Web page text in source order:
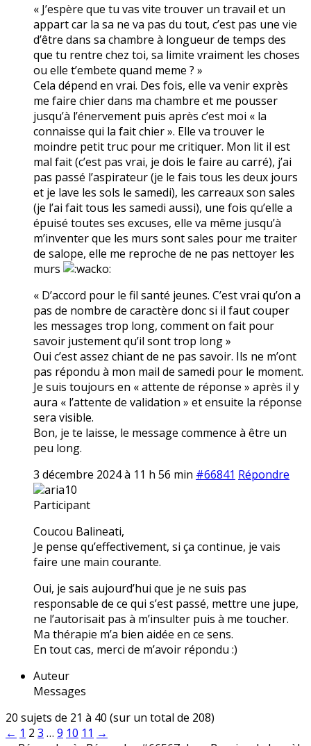
« J’espère que tu vas vite trouver un travail et un
appart car la sa ne va pas du tout, c’est pas une vie
d’être dans sa chambre à longueur de temps des
que tu rentre chez toi, sa limite vraiment les choses
ou elle t’embete quand meme ? »
Cela dépend en vrai. Des fois, elle va venir exprès
me faire chier dans ma chambre et me pousser
jusqu’à l’énervement puis après c’est moi « la
connaisse qui la fait chier ». Elle va trouver le
moindre petit truc pour me critiquer. Mon lit il est
mal fait (c’est pas vrai, je dois le faire au carré), j’ai
pas passé l’aspirateur (je le fais tous les deux jours
et je lave les sols le samedi), les carreaux son sales
(je l’ai fait tous les samedi aussi), une fois qu’elle a
épuisé toutes ses excuses, elle va même jusqu’à
m’inventer que les murs sont sales pour me traiter
de salope, elle me reproche de ne pas nettoyer les
murs
« D’accord pour le fil santé jeunes. C’est vrai qu’on a
pas de nombre de caractère donc si il faut couper
les messages trop long, comment on fait pour
savoir justement qu’il sont trop long »
Oui c’est assez chiant de ne pas savoir. Ils ne m’ont
pas répondu à mon mail de samedi pour le moment.
Je suis toujours en « attente de réponse » après il y
aura « l’attente de validation » et ensuite la réponse
sera visible.
Bon, je te laisse, le message commence à être un
peu long.
3 décembre 2024 à 11 h 56 min #66841 Répondre
aria10
Participant
Coucou Balineati,
Je pense qu’effectivement, si ça continue, je vais
faire une main courante.
Oui, je sais aujourd’hui que je ne suis pas
responsable de ce qui s’est passé, mettre une jupe,
ne l’autorisait pas à m’insulter puis à me toucher.
Ma thérapie m’a bien aidée en ce sens.
En tout cas, merci de m’avoir répondu :)
Auteur
Messages
20 sujets de 21 à 40 (sur un total de 208)
← 1 2 3 … 9 10 11 →